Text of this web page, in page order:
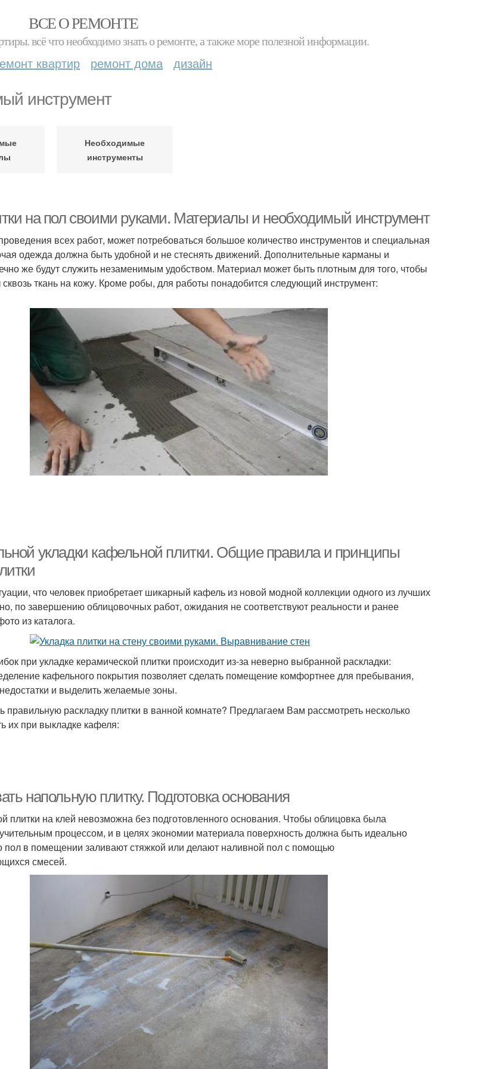
ВСЕ О РЕМОНТЕ
всё что необходимо знать о ремонте, а также море полезной информации.
квартир ремонт дома дизайн
инструмент
Необходимые
инструменты
на пол своими руками. Материалы и необходимый инструмент
всех работ, может потребоваться большое количество инструментов и специальная
одежда должна быть удобной и не стеснять движений. Дополнительные карманы и
же будут служить незаменимым удобством. Материал может быть плотным для того, чтобы
ткань на кожу. Кроме робы, для работы понадобится следующий инструмент:
укладки кафельной плитки. Общие правила и принципы
что человек приобретает шикарный кафель из новой модной коллекции одного из лучших
по завершению облицовочных работ, ожидания не соответствуют реальности и ранее
из каталога.
при укладке керамической плитки происходит из-за неверно выбранной раскладки:
кафельного покрытия позволяет сделать помещение комфортнее для пребывания,
и выделить желаемые зоны.
правильную раскладку плитки в ванной комнате? Предлагаем Вам рассмотреть несколько
их при выкладке кафеля:
напольную плитку. Подготовка основания
плитки на клей невозможна без подготовленного основания. Чтобы облицовка была
процессом, и в целях экономии материала поверхность должна быть идеально
пол в помещении заливают стяжкой или делают наливной пол с помощью
смесей.